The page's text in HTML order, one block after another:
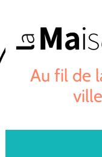
content
Au fil de